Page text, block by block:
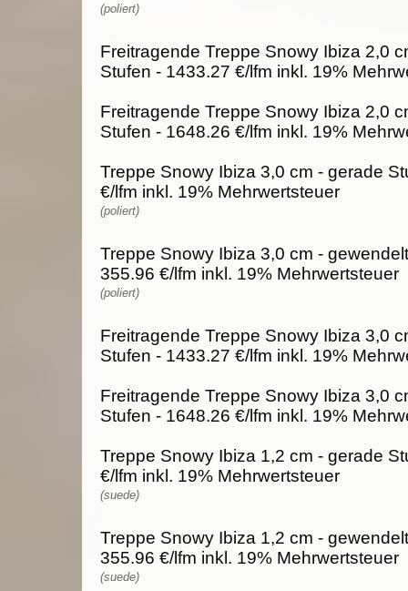
(poliert)
Freitragende Treppe Snowy Ibiza 2,0
Stufen - 1433.27 €/lfm inkl. 19%
Freitragende Treppe Snowy Ibiza 2,0
Stufen - 1648.26 €/lfm inkl. 19%
Treppe Snowy Ibiza 3,0 cm - gerade
€/lfm inkl. 19% Mehrwertsteuer
(poliert)
Treppe Snowy Ibiza 3,0 cm -
355.96 €/lfm inkl. 19% Mehrwertsteuer
(poliert)
Freitragende Treppe Snowy Ibiza 3,0
Stufen - 1433.27 €/lfm inkl. 19%
Freitragende Treppe Snowy Ibiza 3,0
Stufen - 1648.26 €/lfm inkl. 19%
Treppe Snowy Ibiza 1,2 cm - gerade
€/lfm inkl. 19% Mehrwertsteuer
(suede)
Treppe Snowy Ibiza 1,2 cm -
355.96 €/lfm inkl. 19% Mehrwertsteuer
(suede)